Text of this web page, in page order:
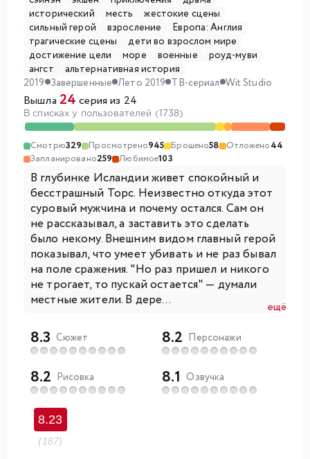
исторический
месть
жестокие сцены
сильный герой
взросление
Европа: Англия
трагические сцены
дети во взрослом мире
достижение цели
море военные
роуд-муви
ангст
альтернативная история
2019 Завершенные Лето 2019 ТВ-сериал Wit Studio
Вышла 24 серия из 24
В списках у пользователей (1738)
Смотрю329 Просмотрено945 Брошено58 Отложено44
Запланировано259 Любимое103
В глубинке Исландии живет спокойный и
бесстрашный Торс. Неизвестно откуда этот
суровый мужчина и почему остался. Сам он
не рассказывал, а заставить это сделать
было некому. Внешним видом главный герой
показывал, что умеет убивать и не раз бывал
на поле сражения. "Но раз пришел и никого
не трогает, то пускай остается" — думали
местные жители. В дере...
ещё
8.3 Сюжет 8.2 Персонажи
8.2 Рисовка 8.1 Озвучка
8.23
(187)